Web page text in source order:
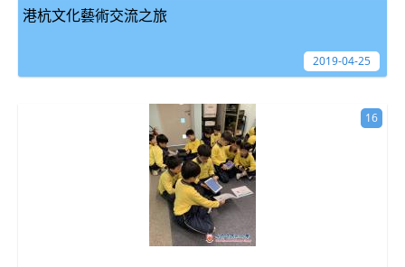
港杭文化藝術交流之旅
2019-04-25
16